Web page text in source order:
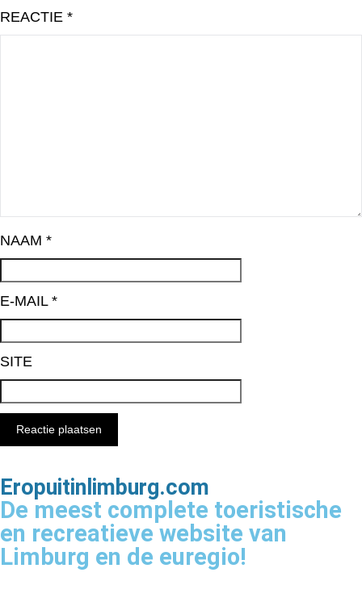
REACTIE *
NAAM *
E-MAIL *
SITE
Eropuitinlimburg.com
De meest complete toeristische
en recreatieve website van
Limburg en de euregio!